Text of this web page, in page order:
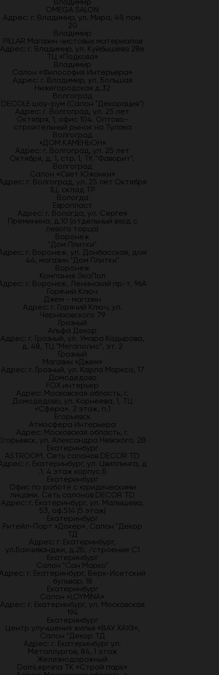
OMEGA SALON
Адрес: г. Владимир, ул. Мира, 49, пом.
20
Владимир
PILLAR Магазин чистовых материалов
Адрес: г. Владимир, ул. Куйбышева 28е
ТЦ «Подкова»
Владимир
Салон «Философия Интерьера»
Адрес: г. Владимир, ул. Большая
Нижегородская д.32
Волгоград
DECOLE шоу-рум (Салон "Декорация")
Адрес: г. Волгоград, ул. 25 лет
Октября, 1, офис 104. Оптово-
строительный рынок на Тулака
Волгоград
«ДОМ КАМЕНЬОН»
Адрес: г. Волгоград, ул. 25 лет
Октября, д. 1, стр. 1, ТК "Фаворит".
Волгоград
Салон «Свет Южанки»
г. Волгоград, ул. 25 лет Октября
1Ц, склад ТР
Вологда
Европласт
Адрес: г. Вологда, ул. Сергея
Преминина, д.10 (отдельный вход с
левого торца)
Воронеж
"Дом Плитки"
г. Воронеж. ул. Донбасская, дом
44, магазин "Дом Плитки"
Воронеж
Компания ЭкоПол
г. Воронеж, Ленинский пр-т, 96А
Горячий Ключ
Джем - магазин
Адрес: г. Горячий Ключ, ул.
Черняховского 79
Грозный
Альфа Декор
Адрес: г. Грозный, ул. Умара Кадырова,
д. 48, ТЦ "Мегаполис", эт. 2
Грозный
Магазин «Джем»
Адрес: г. Грозный, ул. Карла Маркса, 17
Домодедово
FOX интерьер
Адрес: Московская область, г.
Домодедово, ул. Корнеева, 1, ТЦ
«Сфера», 2 этаж, п.1
Егорьевск
Атмосфера Интерьера
Адрес: Московская область, г.
ул. Александра Невского, 2В
Екатеринбург
ASTROOM. Сеть салонов DECOR TD
г. Екатеринбург, ул. Цвиллинга, д
.1, 4 этаж корпус Б
Екатеринбург
Офис по работе с юридическими
лицами. Сеть салонов DECOR TD
Адрес: г. Екатеринбург, ул. Малышева,
53, оф.514 |5 этаж|
Екатеринбург
Ритейл-Порт «Докер», Салон "Декор
ТД
Адрес: г. Екатеринбург,
ул.Бахчиванджи, д.2Б, /строение С1
Екатеринбург
Салон "Сан Марко"
г. Екатеринбург, Верх-Исетский
бульвар, 18
Екатеринбург
Салон «LOYMINA»
Адрес: г. Екатеринбург, ул. Московская
194
Екатеринбург
Центр улучшения жилья «ВАУ ХАУЗ»,
Салон "Декор ТД
Адрес: г. Екатеринбург ул.
Металлургов, 84, 1 этаж
Железнодорожный
DomLepnina ТК «Строй парк»